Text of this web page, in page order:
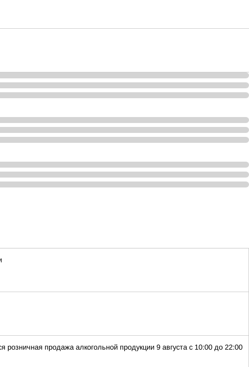
продажа алкогольной продукции 9 августа с 10:00 до 22:00